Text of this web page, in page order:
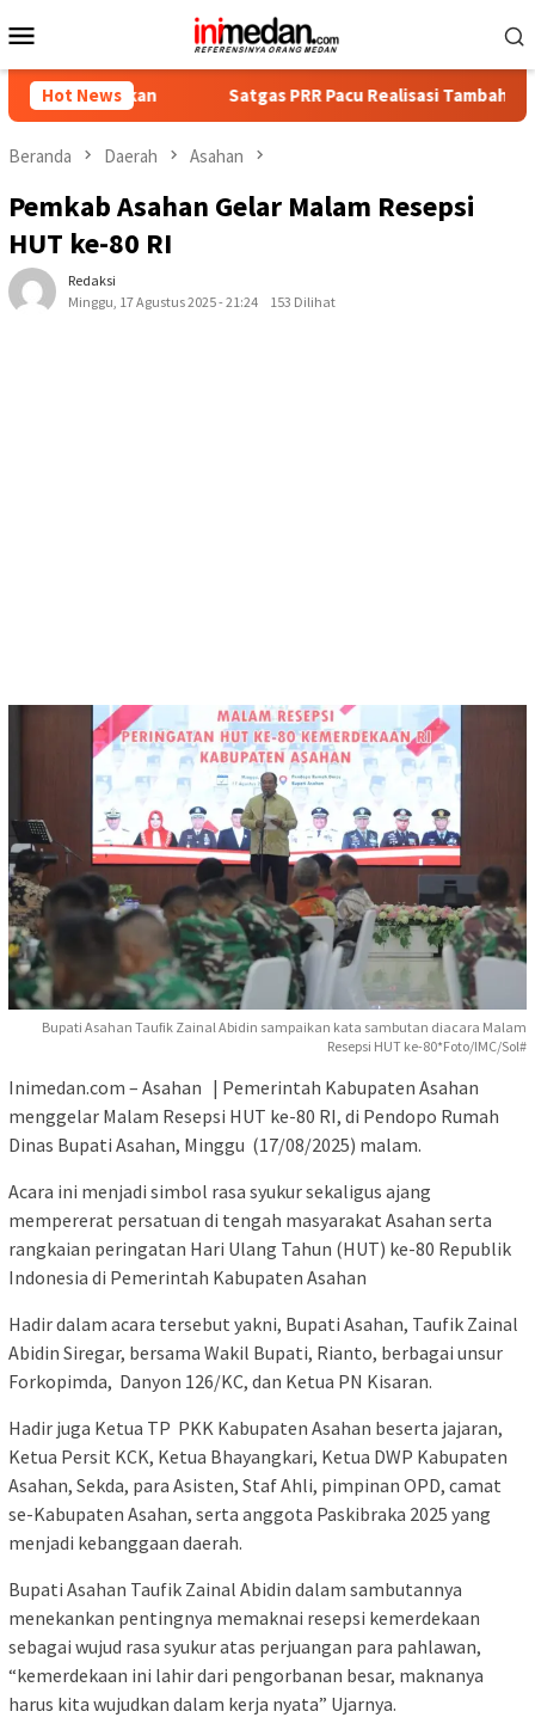
ke
Mobile
Hot NewsSatgas PRR Pacu Realisasi Tambahan TKD Aceh
Beranda Daerah Asahan
Pemkab Asahan Gelar Malam Resepsi
HUT ke-80 RI
Redaksi
Minggu, 17 Agustus 2025 - 21:24
153 Dilihat
Bupati Asahan Taufik Zainal Abidin sampaikan kata sambutan diacara Malam
Resepsi HUT ke-80*Foto/IMC/Sol#
Inimedan.com – Asahan | Pemerintah Kabupaten Asahan
menggelar Malam Resepsi HUT ke-80 RI, di Pendopo Rumah
Dinas Bupati Asahan, Minggu (17/08/2025) malam.
Acara ini menjadi simbol rasa syukur sekaligus ajang
mempererat persatuan di tengah masyarakat Asahan serta
rangkaian peringatan Hari Ulang Tahun (HUT) ke-80 Republik
Indonesia di Pemerintah Kabupaten Asahan
Hadir dalam acara tersebut yakni, Bupati Asahan, Taufik Zainal
Abidin Siregar, bersama Wakil Bupati, Rianto, berbagai unsur
Forkopimda, Danyon 126/KC, dan Ketua PN Kisaran.
Hadir juga Ketua TP PKK Kabupaten Asahan beserta jajaran,
Ketua Persit KCK, Ketua Bhayangkari, Ketua DWP Kabupaten
Asahan, Sekda, para Asisten, Staf Ahli, pimpinan OPD, camat
se-Kabupaten Asahan, serta anggota Paskibraka 2025 yang
menjadi kebanggaan daerah.
Bupati Asahan Taufik Zainal Abidin dalam sambutannya
menekankan pentingnya memaknai resepsi kemerdekaan
sebagai wujud rasa syukur atas perjuangan para pahlawan,
“kemerdekaan ini lahir dari pengorbanan besar, maknanya
harus kita wujudkan dalam kerja nyata” Ujarnya.